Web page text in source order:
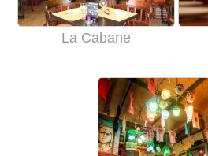
La Cabane